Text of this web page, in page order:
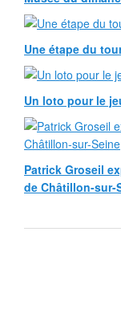
Une étape du
Un loto pour le
Patrick Groseil
de Châtillon-sur-